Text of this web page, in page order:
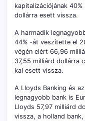
kapitalizációjának
dollárra esett vissza.
A harmadik
44% -át veszítette el
végén elért 66,96
37,55 milliárd dollárra
kal esett vissza.
A Lloyds Banking és
legnagyobb bank is
Lloyds 57,97 milliárd
vissza, a holland